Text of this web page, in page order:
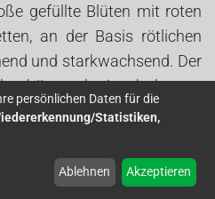
gefüllte Blüten mit roten
an der Basis rötlichen
und starkwachsend. Der
hängend mit sehr langen
werden sollten.
für große Ampeln oder
Kultur ist problemlos.
persönlichen Daten für die
Statistiken,
Ablehnen Akzeptieren